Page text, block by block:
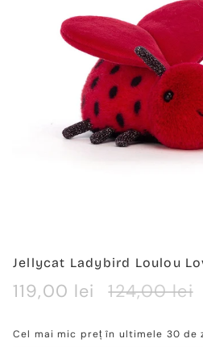
Jellycat Ladybird Loulou
Verkaufspreis
119,00 lei
Regulärer
124,00 lei
Cel mai mic preț în ultimele 30 de